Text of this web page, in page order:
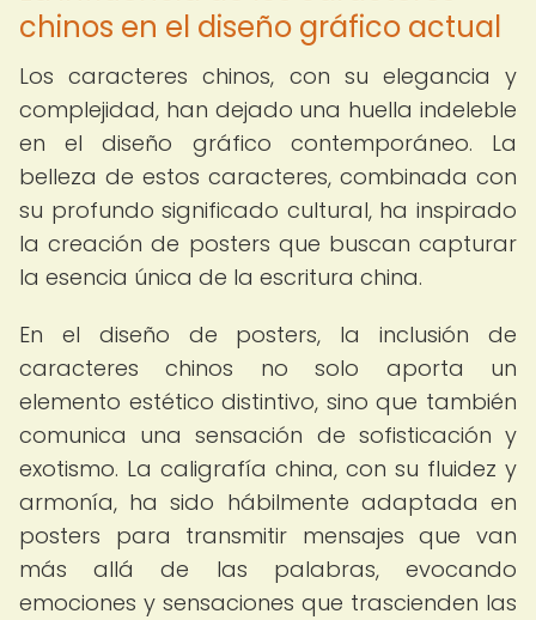
chinos en el diseño gráfico actual
Los caracteres chinos, con su elegancia y
complejidad, han dejado una huella indeleble
en el diseño gráfico contemporáneo. La
belleza de estos caracteres, combinada con
su profundo significado cultural, ha inspirado
la creación de posters que buscan capturar
la esencia única de la escritura china.
En el diseño de posters, la inclusión de
caracteres chinos no solo aporta un
elemento estético distintivo, sino que también
comunica una sensación de sofisticación y
exotismo. La caligrafía china, con su fluidez y
armonía, ha sido hábilmente adaptada en
posters para transmitir mensajes que van
más allá de las palabras, evocando
emociones y sensaciones que trascienden las